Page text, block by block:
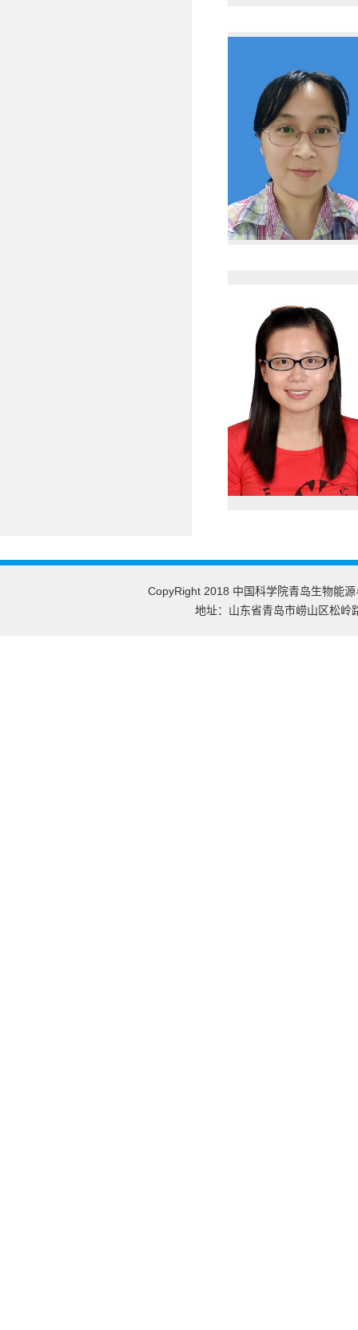
CopyRight 2018 中国科学院青岛生物能
地址：山东省青岛市崂山区松